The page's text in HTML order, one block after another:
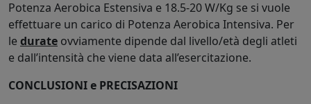
Potenza Aerobica Estensiva e 18.5-20 W/Kg se si vuole
effettuare un carico di Potenza Aerobica Intensiva. Per
le durate ovviamente dipende dal livello/età degli atleti
e dall’intensità che viene data all’esercitazione.
CONCLUSIONI e PRECISAZIONI